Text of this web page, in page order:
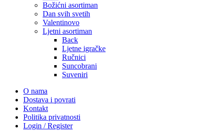
Božićni asortiman
Dan svih svetih
Valentinovo
Ljetni asortiman
Back
Ljetne igračke
Ručnici
Suncobrani
Suveniri
O nama
Dostava i povrati
Kontakt
Politika privatnosti
Login / Register